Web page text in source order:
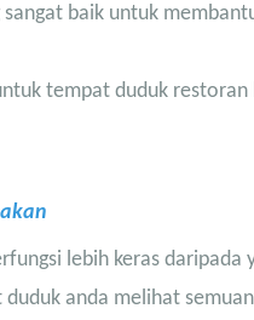
baik untuk
tempat duduk
lebih keras
anda melihat